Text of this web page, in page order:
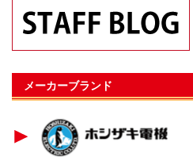
メーカーブランド